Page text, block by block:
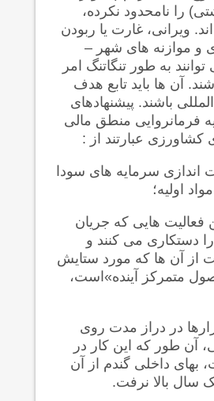
را نامحدود نکرده،
ویرانی، غارت یا ربودن
و موازنه های شهر –
به طور تنگاتنگ امر
آن ها باید تابع هدف
باشند. پیشنهادهای
فرمانروایی منطق مالی
عبارتند از :
اندازی سرمایه های سودا
اولیه؛
فعالیت هایی که جریان
را دستکاری می کنند و
از آن ها که مورد ستایش
متمرکز آینده»است،
در دراز مدت روی
آن طور که این کار در
بهای داخلی گندم از آن
سال بالا نرفت.